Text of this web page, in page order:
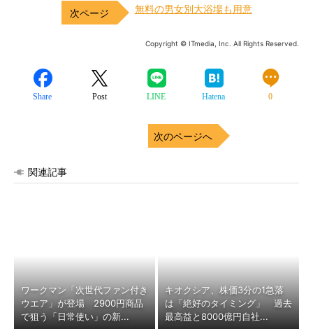
無料の男女別大浴場も用意
Copyright © ITmedia, Inc. All Rights Reserved.
Share Post LINE Hatena 0
次のページへ
関連記事
ワークマン「次世代ファン付き
ウエア」が登場 2900円商品
で狙う「日常使い」の新...
キオクシア、株価3分の1急落
は「絶好のタイミング」 過去
最高益と8000億円自社...